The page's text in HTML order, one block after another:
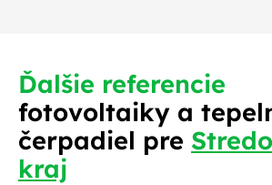
Ďalšie referencie
fotovoltaiky a
čerpadiel pre
kraj